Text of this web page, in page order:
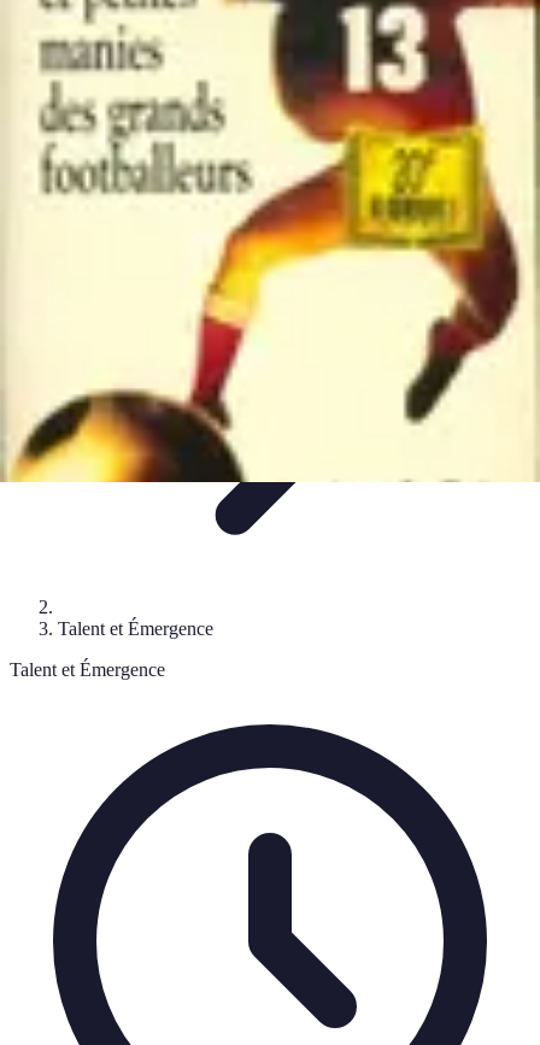
Top Footballeurs
Talents Émergentstalents émergents Histoire du footballTalents
émergentsTendances
Top Footballeurs
Talent et Émergence
Talent et Émergence